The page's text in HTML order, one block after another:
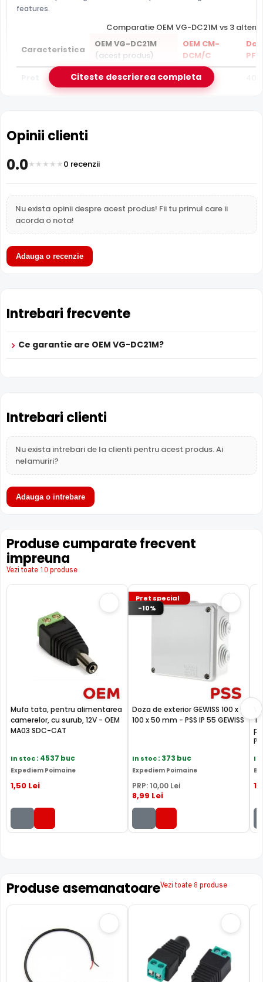
features.
Comparatie OEM VG-DC21M vs 3
Caracteristica
OEM VG-DC21M
(acest produs)
OEM CM-
DCM/C
1 lei 2 lei
Garantie
24 luni 24 luni
Citeste descrierea completa
Opinii clienti
0.0 0 recenzii
Nu exista opinii despre acest produs! Fii tu primul care ii
acorda o nota!
Adauga o recenzie
Intrebari frecvente
Ce garantie are OEM VG-DC21M?
Intrebari clienti
Nu exista intrebari de la clienti pentru acest produs. Ai
nelamuriri?
Adauga o intrebare
Produse cumparate frecvent
impreuna
Vezi toate 10 produse
Mufa tata, pentru alimentarea
camerelor, cu surub, 12V - OEM
MA03 SDC-CAT
In stoc: 4537 buc
Expediem Poimaine
1,50 Lei
Pret special
-10%
Doza de exterior GEWISS 100 x
100 x 50 mm - PSS IP 55 GEWISS
In stoc: 373 buc
Expediem Poimaine
PRP: 10,00 Lei
8,99 Lei
In
17
Produse asemanatoareVezi toate 8 produse